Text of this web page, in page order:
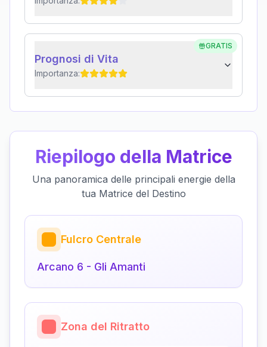
GRATIS
Prognosi di Vita
Importanza:
Riepilogo della Matrice
Una panoramica delle principali energie della
tua Matrice del Destino
Fulcro Centrale
Arcano 6 - Gli Amanti
Zona del Ritratto